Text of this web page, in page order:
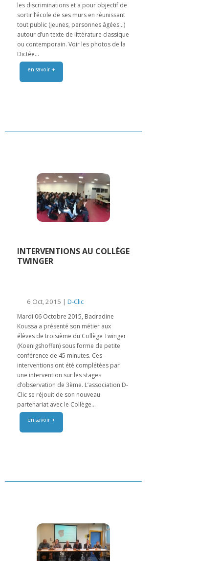
les discriminations et a pour objectif de
sortir l’école de ses murs en réunissant
tout public (jeunes, personnes âgées…)
autour d’un texte de littérature classique
ou contemporain. Voir les photos de la
Dictée...
en savoir +
INTERVENTIONS AU COLLÈGE
TWINGER
6 Oct, 2015 | D-Clic
Mardi 06 Octobre 2015, Badradine
Koussa a présenté son métier aux
élèves de troisième du Collège Twinger
(Koenigshoffen) sous forme de petite
conférence de 45 minutes. Ces
interventions ont été complétées par
une intervention sur les stages
d’observation de 3ème. L’association D-
Clic se réjouit de son nouveau
partenariat avec le Collège...
en savoir +